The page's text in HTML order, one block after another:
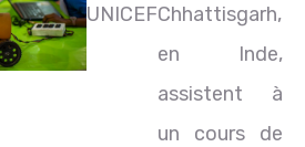
UNICEFChhattisgarh,
en Inde,
assistent à
un cours de